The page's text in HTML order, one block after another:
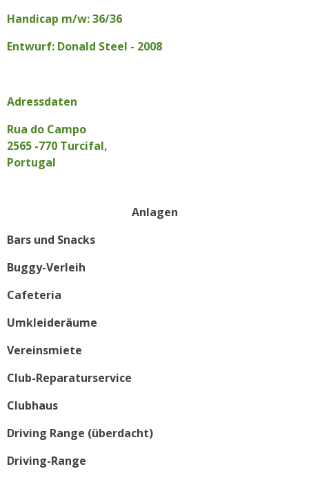
Handicap m/w: 36/36
Entwurf: Donald Steel - 2008
Adressdaten
Rua do Campo
2565 -770 Turcifal,
Portugal
Anlagen
Bars und Snacks
Buggy-Verleih
Cafeteria
Umkleideräume
Vereinsmiete
Club-Reparaturservice
Clubhaus
Driving Range (überdacht)
Driving-Range